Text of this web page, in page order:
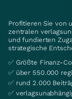
Profitieren Sie von
zentralen
und fundierten
strategische
✅ Größte Finanz-
✅ über 550.000
✅ rund 2.000
✅